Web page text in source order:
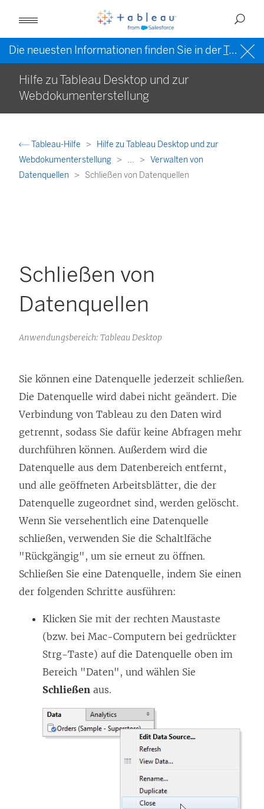
Die neuesten Informationen finden Sie in derTableau-Hilfe in englischer Sprache (US)
Hilfe zu Tableau Desktop und zur
Webdokumenterstellung
Tableau-Hilfe
Hilfe zu Tableau Desktop und zur
Webdokumenterstellung
...
Verwalten von
Datenquellen
Schließen von Datenquellen
Schließen von
Datenquellen
Anwendungsbereich: Tableau Desktop
Sie können eine Datenquelle jederzeit schließen.
Die Datenquelle wird dabei nicht geändert. Die
Verbindung von Tableau zu den Daten wird
getrennt, sodass Sie dafür keine Abfragen mehr
durchführen können. Außerdem wird die
Datenquelle aus dem Datenbereich entfernt,
und alle geöffneten Arbeitsblätter, die der
Datenquelle zugeordnet sind, werden gelöscht.
Wenn Sie versehentlich eine Datenquelle
schließen, verwenden Sie die Schaltlfäche
"Rückgängig", um sie erneut zu öffnen.
Schließen Sie eine Datenquelle, indem Sie einen
der folgenden Schritte ausführen:
Klicken Sie mit der rechten Maustaste
(bzw. bei Mac-Computern bei gedrückter
Strg-Taste) auf die Datenquelle oben im
Bereich "Daten", und wählen Sie
Schließen aus.